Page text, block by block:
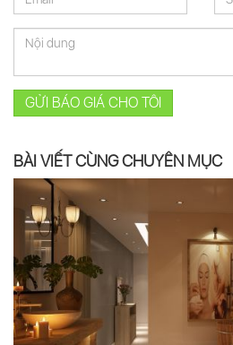
GỬI BÁO GIÁ CHO TÔI
BÀI VIẾT CÙNG CHUYÊN MỤC